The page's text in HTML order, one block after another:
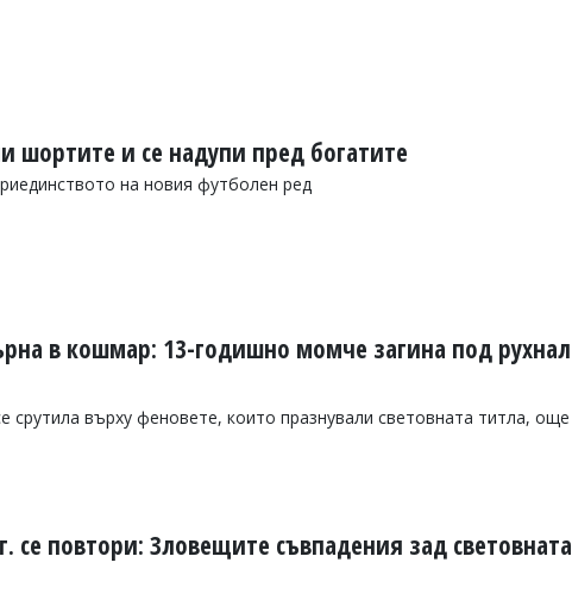
шортите и се надупи пред богатите
на новия футболен ред
в кошмар: 13-годишно момче загина под рухнал
срутила върху феновете, които празнували световната титла, още
се повтори: Зловещите съвпадения зад световната